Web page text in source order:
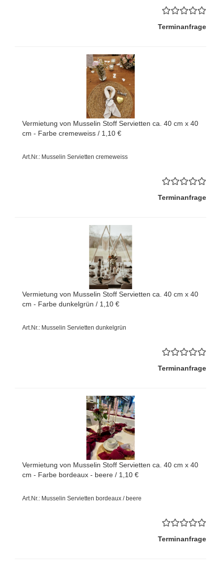
Terminanfrage
Vermietung von Musselin Stoff Servietten ca. 40 cm x 40
cm - Farbe cremeweiss / 1,10 €
Art.Nr.: Musselin Servietten cremeweiss
Terminanfrage
Vermietung von Musselin Stoff Servietten ca. 40 cm x 40
cm - Farbe dunkelgrün / 1,10 €
Art.Nr.: Musselin Servietten dunkelgrün
Terminanfrage
Vermietung von Musselin Stoff Servietten ca. 40 cm x 40
cm - Farbe bordeaux - beere / 1,10 €
Art.Nr.: Musselin Servietten bordeaux / beere
Terminanfrage